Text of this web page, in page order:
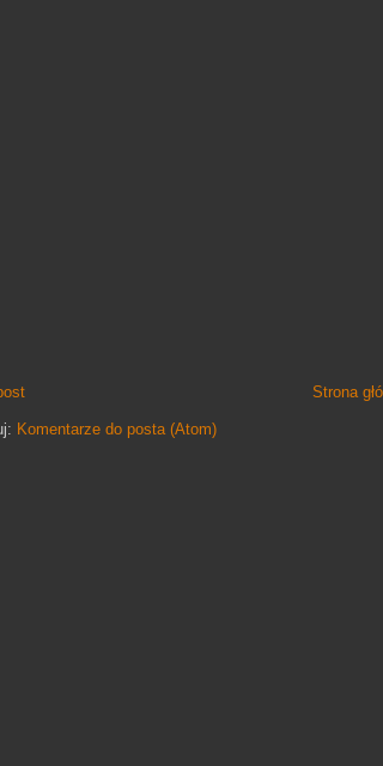
Strona
Komentarze do posta (Atom)